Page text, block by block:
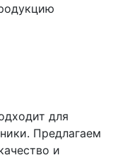
для
Предлагаем
и